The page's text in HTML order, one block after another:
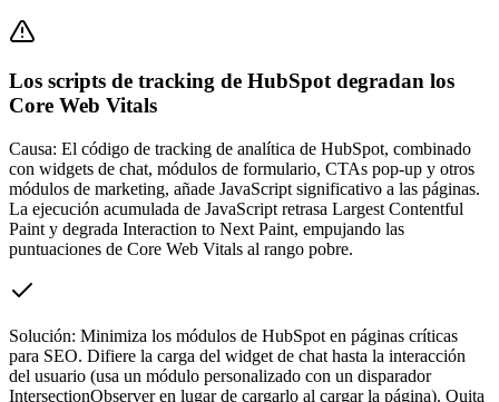
Los scripts de tracking de HubSpot degradan los
Core Web Vitals
Causa: El código de tracking de analítica de HubSpot, combinado
con widgets de chat, módulos de formulario, CTAs pop-up y otros
módulos de marketing, añade JavaScript significativo a las páginas.
La ejecución acumulada de JavaScript retrasa Largest Contentful
Paint y degrada Interaction to Next Paint, empujando las
puntuaciones de Core Web Vitals al rango pobre.
Solución: Minimiza los módulos de HubSpot en páginas críticas
para SEO. Difiere la carga del widget de chat hasta la interacción
del usuario (usa un módulo personalizado con un disparador
IntersectionObserver en lugar de cargarlo al cargar la página). Quita